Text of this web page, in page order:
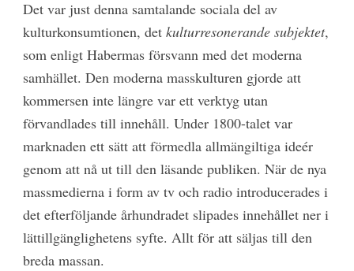
Det var just denna samtalande sociala del av
kulturkonsumtionen, det kulturresonerande subjektet,
som enligt Habermas försvann med det moderna
samhället. Den moderna masskulturen gjorde att
kommersen inte längre var ett verktyg utan
förvandlades till innehåll. Under 1800-talet var
marknaden ett sätt att förmedla allmängiltiga ideér
genom att nå ut till den läsande publiken. När de nya
massmedierna i form av tv och radio introducerades i
det efterföljande århundradet slipades innehållet ner i
lättillgänglighetens syfte. Allt för att säljas till den
breda massan.